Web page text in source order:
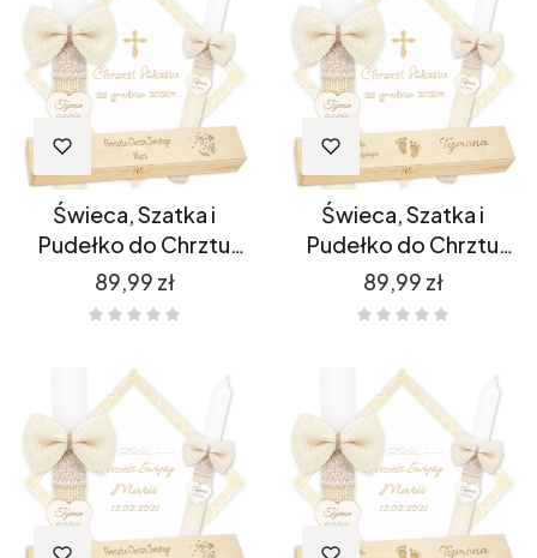
Świeca, Szatka i
Pudełko do Chrztu
C4SH6P11/1
Cena
89,99 zł
Świeca, Szatka i
Pudełko do Chrztu
C4SH6P11/11
Cena
89,99 zł